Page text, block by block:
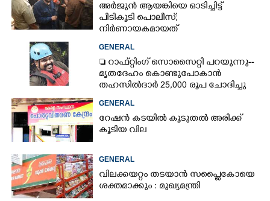
അർജുൻ ആയങ്കിയെ ഓടിച്ചിട്ട്
പിടികൂടി പൊലീസ്;
നിർണായകമായത്
സംശയം
GENERAL
 റാഫ്റ്റിംഗ് സൊസൈറ്റി പറയുന്നു--
മൃതദേഹം കൊണ്ടുപോകാൻ
തഹസിൽദാർ 25,000 രൂപ ചോദിച്ചു
GENERAL
റേഷൻ കടയിൽ കൂടുതൽ അരിക്ക്
കൂടിയ വില
GENERAL
വിലക്കയറ്റം തടയാൻ സപ്ലൈകോയെ
ശക്തമാക്കും : മുഖ്യമന്ത്രി